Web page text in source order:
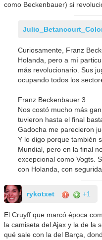
como Beckenbauer) si
Curiosamente, Franz
Holanda, pero a mí
más revolucionario. Sus
ocupando todos los
Franz Beckenbauer 3
Nos costó mucho más
tuvieron hasta el final
Gadocha me parecieron
Y lo digo porque también
Mundial, pero en la final
excepcional como Vogts.
con Holanda, con
rykotxet +1
El Cruyff que marcó época
la camiseta del Ajax y la de la
qué sale con la del Barça,